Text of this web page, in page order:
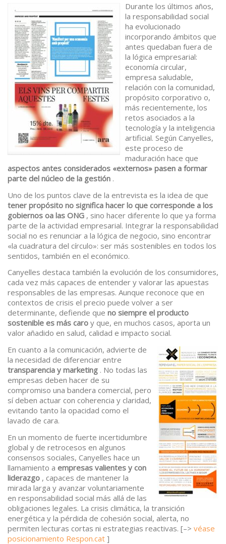
Durante los últimos años,
la responsabilidad social
ha evolucionado
incorporando ámbitos que
antes quedaban fuera de
la lógica empresarial:
economía circular,
empresa saludable,
relación con la comunidad,
propósito corporativo o,
más recientemente, los
retos asociados a la
tecnología y la inteligencia
artificial. Según Canyelles,
este proceso de
maduración hace que
aspectos antes considerados «externos» pasen a formar
parte del núcleo de la gestión .
Uno de los puntos clave de la entrevista es la idea de que
tener propósito no significa hacer lo que corresponde a los
gobiernos oa las ONG , sino hacer diferente lo que ya forma
parte de la actividad empresarial. Integrar la responsabilidad
social no es renunciar a la lógica de negocio, sino encontrar
«la cuadratura del círculo»: ser más sostenibles en todos los
sentidos, también en el económico.
Canyelles destaca también la evolución de los consumidores,
cada vez más capaces de entender y valorar las apuestas
responsables de las empresas. Aunque reconoce que en
contextos de crisis el precio puede volver a ser
determinante, defiende que no siempre el producto
sostenible es más caro y que, en muchos casos, aporta un
valor añadido en salud, calidad e impacto social.
En cuanto a la comunicación, advierte de
la necesidad de diferenciar entre
transparencia y marketing . No todas las
empresas deben hacer de su
compromiso una bandera comercial, pero
sí deben actuar con coherencia y claridad,
evitando tanto la opacidad como el
lavado de cara.
En un momento de fuerte incertidumbre
global y de retrocesos en algunos
consensos sociales, Canyelles hace un
llamamiento a empresas valientes y con
liderazgo , capaces de mantener la
mirada larga y avanzar voluntariamente
en responsabilidad social más allá de las
obligaciones legales. La crisis climática, la transición
energética y la pérdida de cohesión social, alerta, no
permiten lecturas cortas ni estrategias reactivas. [–> véase
posicionamiento Respon.cat ]